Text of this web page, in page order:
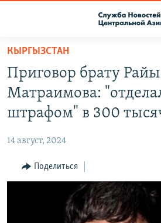
Вернуться
основному
содержанию
Вернутся
главной
навигации
Вернутся
ПОДПИСКА
КОНТАКТЫ
НАСТОЯЩЕЕ ВРЕМЯ
МИГРАНТ МЕДИА
КЫРГЫЗСТАН
Приговор брату
Матраимова:
штрафом" в 300
14 август, 2024
Поделиться